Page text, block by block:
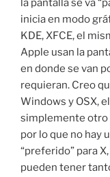
la pantalla se va
inicia en modo
KDE, XFCE, el
Apple usan la
en donde se van
requieran. Creo
Windows y OSX,
simplemente otro
por lo que no hay
“preferido” para
pueden tener